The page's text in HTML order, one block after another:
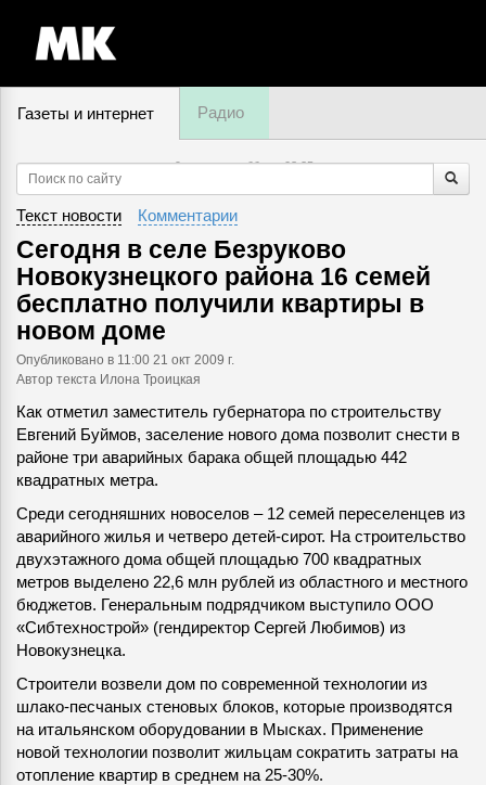
Газеты и интернет Радио
9 августа, суббота,03:25
Текст новости Комментарии
Сегодня в селе Безруково
Новокузнецкого района 16 семей
бесплатно получили квартиры в
новом доме
Опубликовано в 11:00 21 окт 2009 г.
Автор текста Илона Троицкая
Как отметил заместитель губернатора по строительству
Евгений Буймов, заселение нового дома позволит снести в
районе три аварийных барака общей площадью 442
квадратных метра.
Среди сегодняшних новоселов – 12 семей переселенцев из
аварийного жилья и четверо детей-сирот. На строительство
двухэтажного дома общей площадью 700 квадратных
метров выделено 22,6 млн рублей из областного и местного
бюджетов. Генеральным подрядчиком выступило ООО
«Сибтехнострой» (гендиректор Сергей Любимов) из
Новокузнецка.
Строители возвели дом по современной технологии из
шлако-песчаных стеновых блоков, которые производятся
на итальянском оборудовании в Мысках. Применение
новой технологии позволит жильцам сократить затраты на
отопление квартир в среднем на 25-30%.